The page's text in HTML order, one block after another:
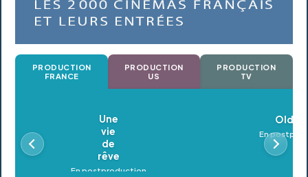
PRODUCTION
FRANCE
PRODUCTION
US
PRODUCTION
TV
Oldeupe
En postproduction